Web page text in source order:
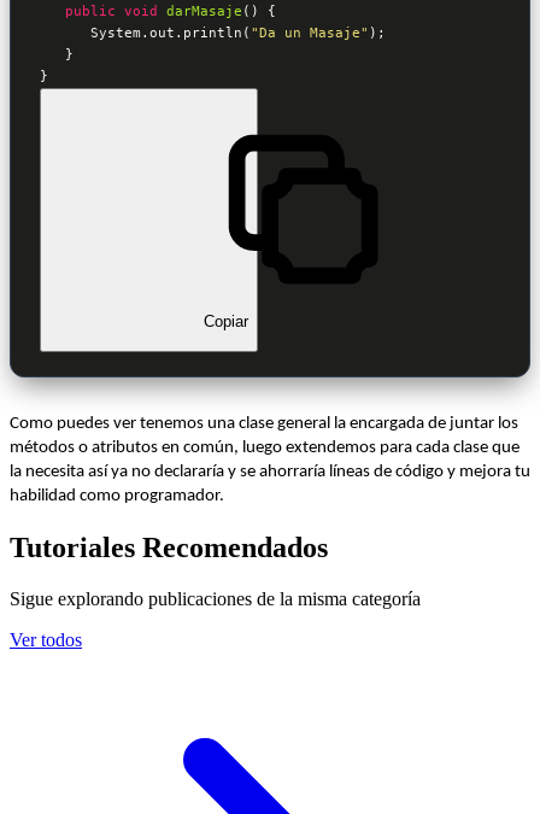
public void darMasaje () {
      System.out.println(
"Da un Masaje" );
   }
}
Copiar
Como puedes ver tenemos una clase general la encargada de juntar los
métodos o atributos en común, luego extendemos para cada clase que
la necesita así ya no declararía y se ahorraría líneas de código y mejora tu
habilidad como programador.
Tutoriales Recomendados
Sigue explorando publicaciones de la misma categoría
Ver todos